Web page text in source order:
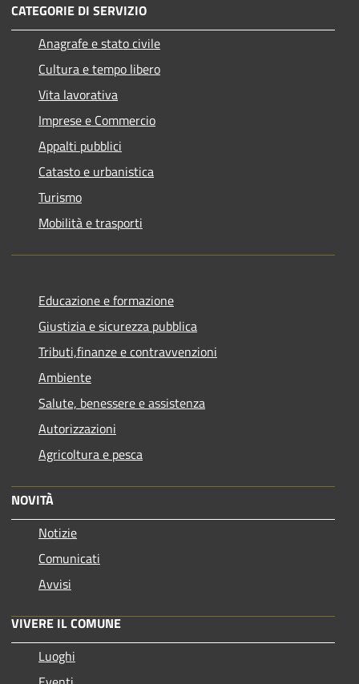
CATEGORIE DI SERVIZIO
Anagrafe e stato civile
Cultura e tempo libero
Vita lavorativa
Imprese e Commercio
Appalti pubblici
Catasto e urbanistica
Turismo
Mobilità e trasporti
Educazione e formazione
Giustizia e sicurezza pubblica
Tributi,finanze e contravvenzioni
Ambiente
Salute, benessere e assistenza
Autorizzazioni
Agricoltura e pesca
NOVITÀ
Notizie
Comunicati
Avvisi
VIVERE IL COMUNE
Luoghi